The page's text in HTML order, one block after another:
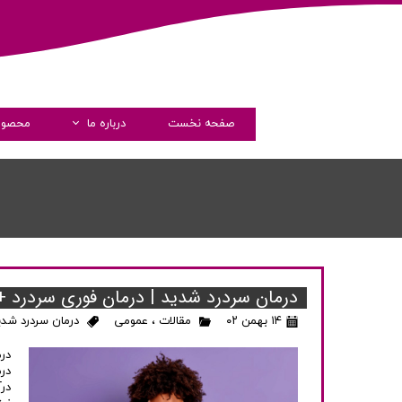
صفحه نخست درباره ما
گواهی نامه ها
شرکت های
درمان سردرد شدید | درمان فوری سردرد
۱۴ بهمن ۰۲ مقالات ، عمومی درمان سردرد